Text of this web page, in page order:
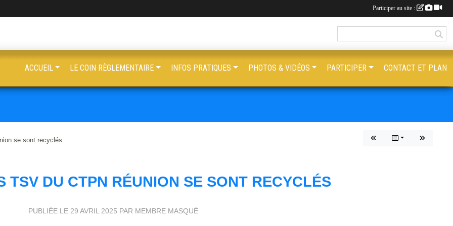
se sont recyclés
TSV DU CTPN RÉUNION SE SONT RECYCLÉS
PUBLIÉE LE 29 AVRIL 2025 PAR MEMBRE MASQUÉ
ACCUEIL LE COIN RÈGLEMENTAIRE INFOS PRATIQUES PHOTOS & VIDÉOS PARTICIPER CONTACT ET PLAN
Participer au site :